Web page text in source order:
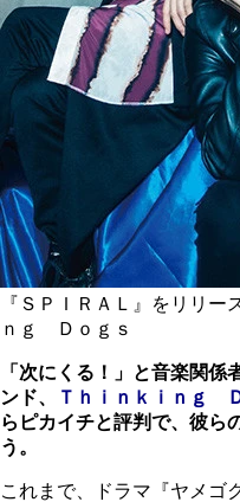
『ＳＰＩＲＡＬ』をリリー
ｎｇ Ｄｏｇｓ
「次にくる！」と音楽関
ンド、
Ｔｈｉｎｋｉｎｇ
らピカイチと評判で、彼ら
う。
これまで、ドラマ『ヤメゴ